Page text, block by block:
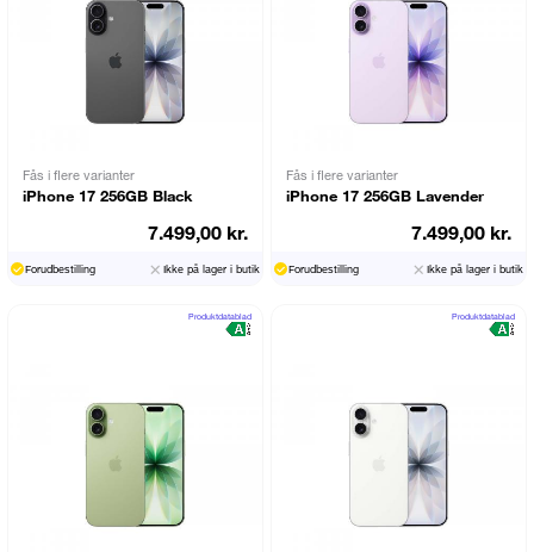
Fås i flere varianter
iPhone 17 256GB Black
7.499,00 kr.
Forudbestilling Ikke på lager i butik
Fås i flere varianter
iPhone 17 256GB Lavender
7.499,00 kr.
Forudbestilling Ikke på lager i butik
Produktdatablad Produktdatablad